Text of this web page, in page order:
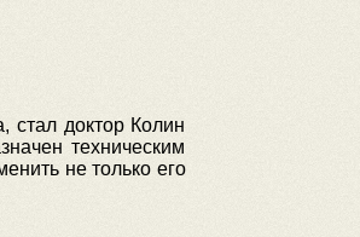
стал доктор Колин
техническим
не только его